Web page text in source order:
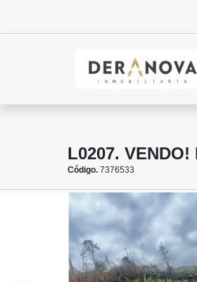
L0207. VENDO!
Código. 7376533